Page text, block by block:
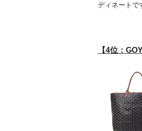
ディネートで
【4位：